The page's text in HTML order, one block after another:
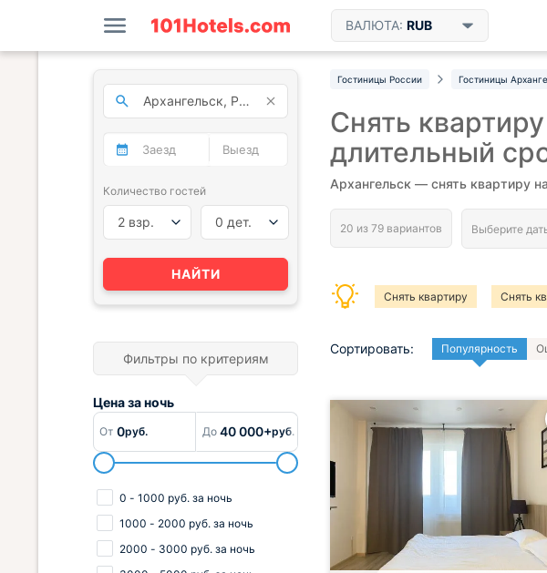
ВАЛЮТА: RUB
Гостиницы России Гостиницы
Снять
длительный
Архангельск — снять квартиру
Снять квартиру Снять
Сортировать: Популярность
Количество гостей
2 взр. 0 дет.
НАЙТИ
Фильтры по критериям
Цена заночь
От 0руб. До 40 000+руб.
0 - 1000 руб. за ночь
1000 - 2000 руб. за ночь
2000 - 3000 руб. за ночь